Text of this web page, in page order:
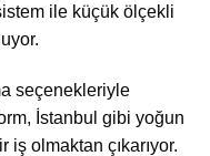
ile küçük ölçekli
seçenekleriyle
İstanbul gibi yoğun
iş olmaktan çıkarıyor.